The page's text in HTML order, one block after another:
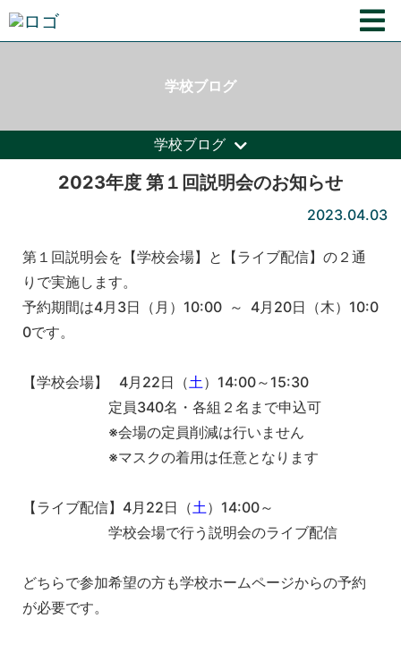
学校ブログ
学校ブログ
2023年度 第１回説明会のお知らせ
2023.04.03
第１回説明会を【学校会場】と【ライブ配信】の２通
りで実施します。
予約期間は4月3日（月）10:00 ～ 4月20日（木）10:0
0です。
【学校会場】 4月22日（土 ）14:00～15:30
定員340名・各組２名まで申込可
※会場の定員削減は行いません
※マスクの着用は任意となります
【ライブ配信】4月22日（土 ）14:00～
学校会場で行う説明会のライブ配信
どちらで参加希望の方も学校ホームページからの予約
が必要です。